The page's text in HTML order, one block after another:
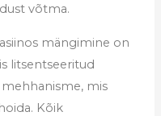
võtma.
mängimine on
litsentseeritud
mis
Kõik